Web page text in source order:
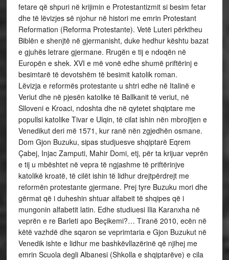
fetare që shpuri në krijimin e Protestantizmit si besim fetar
dhe të lëvizjes së njohur në histori me emrin Protestant
Reformation (Reforma Protestante). Vetë Luteri përktheu
Biblën e shenjtë në gjermanisht, duke hedhur kështu bazat
e gjuhës letrare gjermane. Rrugën e tij e ndoqën në
Europën e shek. XVI e më vonë edhe shumë priftërinj e
besimtarë të devotshëm të besimit katolik roman.
Lëvizja e reformës protestante u shtri edhe në Italinë e
Veriut dhe në pjesën katolike të Ballkanit të veriut, në
Slloveni e Kroaci, ndoshta dhe në qytetet shqiptare me
popullsi katolike Tivar e Ulqin, të cilat ishin nën mbrojtjen e
Venedikut deri më 1571, kur ranë nën zgjedhën osmane.
Dom Gjon Buzuku, sipas studjuesve shqiptarë Eqrem
Çabej, Injac Zamputi, Mahir Domi, etj, për ta krijuar veprën
e tij u mbështet në vepra të ngjashme të priftërinjve
katolikë kroatë, të cilët ishin të lidhur drejtpërdrejt me
reformën protestante gjermane. Prej tyre Buzuku mori dhe
gërmat që i duheshin shtuar alfabeit të shqipes që i
mungonin alfabetit latin. Edhe studiuesi Ilia Karanxha në
veprën e re Barleti apo Beçikemi?… Tiranë 2010, ecën në
këtë vazhdë dhe sqaron se veprimtaria e Gjon Buzukut në
Venedik ishte e lidhur me bashkëvllazërinë që njihej me
emrin Scuola degli Albanesi (Shkolla e shqiptarëve) e cila